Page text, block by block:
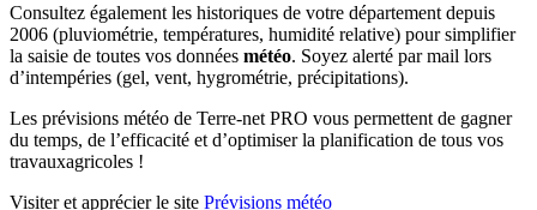
Consultez également les historiques de votre département depuis
2006 (pluviométrie, températures, humidité relative) pour simplifier
la saisie de toutes vos données météo. Soyez alerté par mail lors
d’intempéries (gel, vent, hygrométrie, précipitations).
Les prévisions météo de Terre-net PRO vous permettent de gagner
du temps, de l’efficacité et d’optimiser la planification de tous vos
travauxagricoles !
Visiter et apprécier le site Prévisions météo